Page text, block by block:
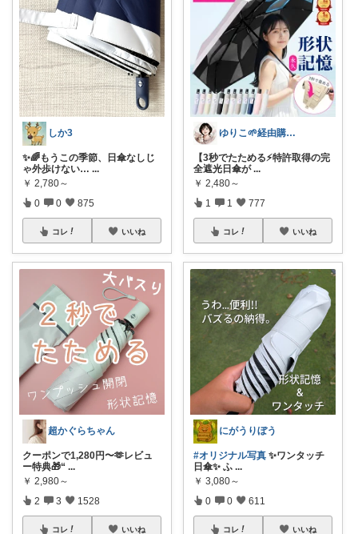
しか3
✨🌈もうこの季節、日傘なしじ
ゃ外歩けない… ...
￥ 2,780～
0 0 875
コレ いいね
超かぐらちゃん
クーポンで1,280円〜🫶レビュ
ー特典🎁“ ...
￥ 2,980～
2 3 1528
コレ いいね
ゆりこ🌱経由購入ありがとうございます
【3秒でたためる⚡特許取得の完
全遮光日傘が ...
￥ 2,480～
1 1 777
コレ いいね
にがうりぼう
#オリジナル写真 ✨ワンタッチ
日傘✨ ふ ...
￥ 3,080～
0 0 611
コレ いいね